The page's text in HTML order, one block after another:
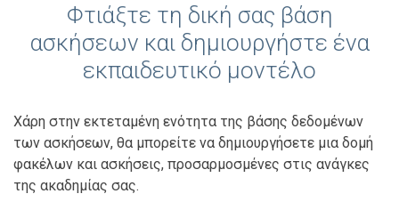
Φτιάξτε τη δική σας βάση
ασκήσεων και δημιουργήστε ένα
εκπαιδευτικό μοντέλο
Χάρη στην εκτεταμένη ενότητα της βάσης δεδομένων
των ασκήσεων, θα μπορείτε να δημιουργήσετε μια δομή
φακέλων και ασκήσεις, προσαρμοσμένες στις ανάγκες
της ακαδημίας σας.